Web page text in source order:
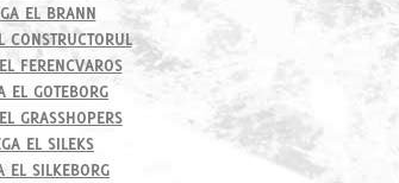
EL BRANN
CONSTRUCTORUL
FERENCVAROS
EL GOTEBORG
GRASSHOPERS
EL SILEKS
EL SILKEBORG